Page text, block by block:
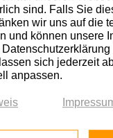
wissen,
Hier
sind. Falls Sie
wir uns auf die
und können unsere
sich jederzeit
anpassen.